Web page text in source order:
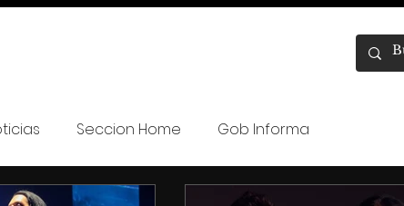
Seccion Home Gob Informa